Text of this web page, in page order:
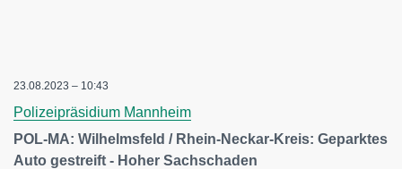
23.08.2023 – 10:43
Polizeipräsidium Mannheim
POL-MA: Wilhelmsfeld / Rhein-Neckar-Kreis: Geparktes
Auto gestreift - Hoher Sachschaden